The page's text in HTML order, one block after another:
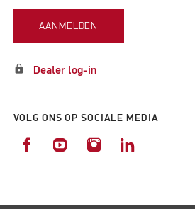
AANMELDEN
lock Dealer log-in
VOLG ONS OP SOCIALE MEDIA